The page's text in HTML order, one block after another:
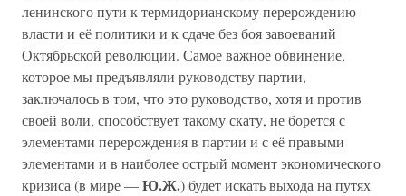
ленинского пути к термидорианскому перерождению
власти и её политики и к сдаче без боя завоеваний
Октябрьской революции. Самое важное обвинение,
которое мы предъявляли руководству партии,
заключалось в том, что это руководство, хотя и против
своей воли, способствует такому скату, не борется с
элементами перерождения в партии и с её правыми
элементами и в наиболее острый момент экономического
кризиса (в мире —Ю.Ж.) будет искать выхода на путях